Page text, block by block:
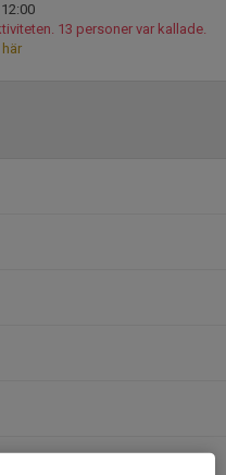
13 personer var kallade.